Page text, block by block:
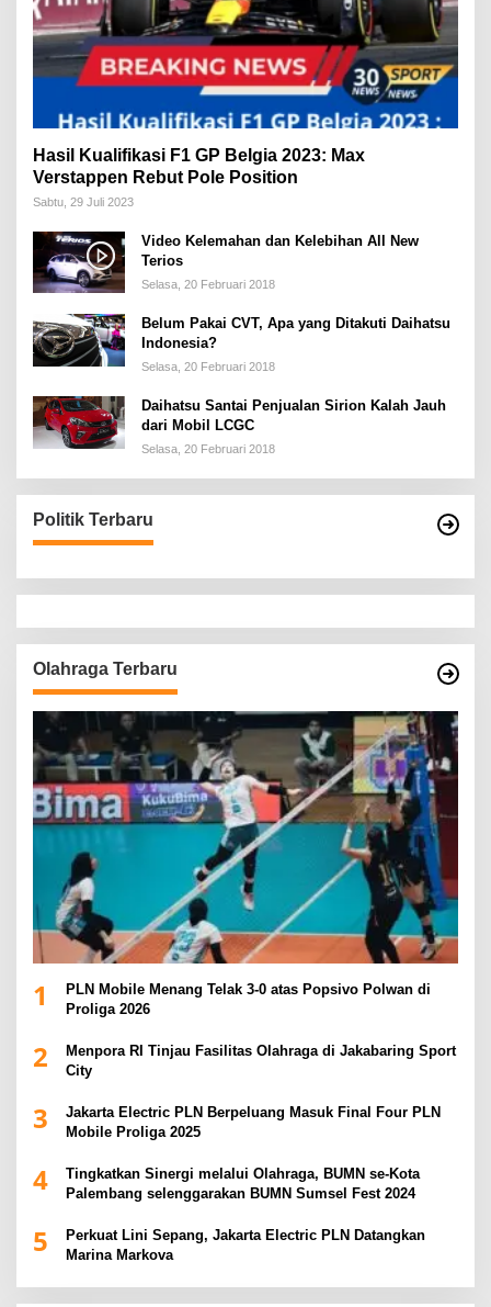
Hasil Kualifikasi F1 GP Belgia 2023: Max
Verstappen Rebut Pole Position
Sabtu, 29 Juli 2023
Video Kelemahan dan Kelebihan All New
Terios
Selasa, 20 Februari 2018
Belum Pakai CVT, Apa yang Ditakuti Daihatsu
Indonesia?
Selasa, 20 Februari 2018
Daihatsu Santai Penjualan Sirion Kalah Jauh
dari Mobil LCGC
Selasa, 20 Februari 2018
Politik Terbaru
Olahraga Terbaru
1
PLN Mobile Menang Telak 3-0 atas Popsivo Polwan di
Proliga 2026
2
Menpora RI Tinjau Fasilitas Olahraga di Jakabaring Sport
City
3
Jakarta Electric PLN Berpeluang Masuk Final Four PLN
Mobile Proliga 2025
4
Tingkatkan Sinergi melalui Olahraga, BUMN se-Kota
Palembang selenggarakan BUMN Sumsel Fest 2024
5
Perkuat Lini Sepang, Jakarta Electric PLN Datangkan
Marina Markova